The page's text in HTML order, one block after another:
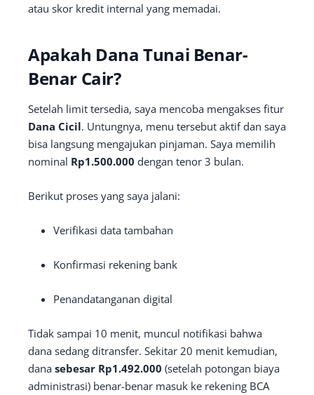
atau skor kredit internal yang memadai.
Apakah Dana Tunai Benar-
Benar Cair?
Setelah limit tersedia, saya mencoba mengakses fitur
Dana Cicil. Untungnya, menu tersebut aktif dan saya
bisa langsung mengajukan pinjaman. Saya memilih
nominal Rp1.500.000 dengan tenor 3 bulan.
Berikut proses yang saya jalani:
Verifikasi data tambahan
Konfirmasi rekening bank
Penandatanganan digital
Tidak sampai 10 menit, muncul notifikasi bahwa
dana sedang ditransfer. Sekitar 20 menit kemudian,
dana sebesar Rp1.492.000 (setelah potongan biaya
administrasi) benar-benar masuk ke rekening BCA